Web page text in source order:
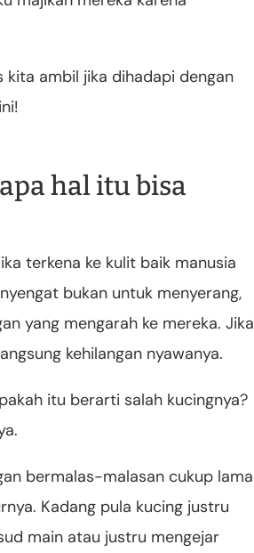
kita ambil jika dihadapi dengan
hal itu bisa
terkena ke kulit baik manusia
bukan untuk menyerang,
yang mengarah ke mereka. Jika
kehilangan nyawanya.
itu berarti salah kucingnya?
bermalas-malasan cukup lama
Kadang pula kucing justru
main atau justru mengejar